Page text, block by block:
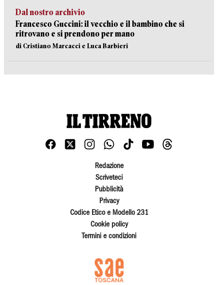
Dal nostro archivio
Francesco Guccini: il vecchio e il bambino che si
ritrovano e si prendono per mano
di Cristiano Marcacci e Luca Barbieri
Redazione
Scriveteci
Pubblicità
Privacy
Codice Etico e Modello 231
Cookie policy
Termini e condizioni